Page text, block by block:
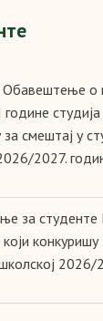
о
за смештај у
2027.
за студенте
2026/